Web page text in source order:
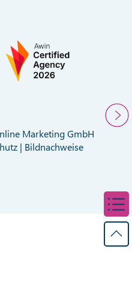
Marketing GmbH
| Bildnachweise